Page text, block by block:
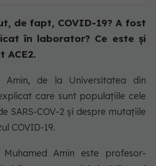
de fapt, COVID-19? A fost
în laborator? Ce este și
ACE2.
Amin, de la Universitatea din
care sunt populaţiile cele
SARS-COV-2 și despre mutaţiile
COVID-19.
Muhamed Amin este profesor-